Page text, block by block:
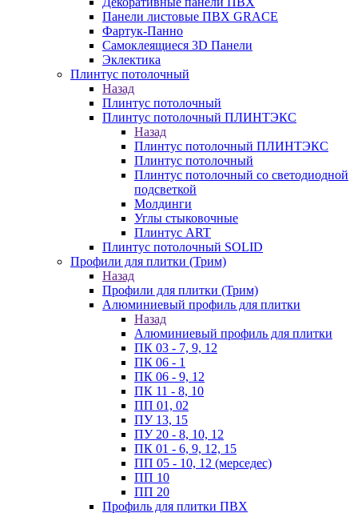
Панели листовые ПВХ GRACE
Фартук-Панно
Самоклеящиеся 3D Панели
Эклектика
Плинтус потолочный
Назад
Плинтус потолочный
Плинтус потолочный ПЛИНТЭКС
Назад
Плинтус потолочный ПЛИНТЭКС
Плинтус потолочный
Плинтус потолочный со светодиодной
подсветкой
Молдинги
Углы стыковочные
Плинтус ART
Плинтус потолочный SOLID
Профили для плитки (Трим)
Назад
Профили для плитки (Трим)
Алюминиевый профиль для плитки
Назад
Алюминиевый профиль для плитки
ПК 03 - 7, 9, 12
ПК 06 - 1
ПК 06 - 9, 12
ПК 11 - 8, 10
ПП 01, 02
ПУ 13, 15
ПУ 20 - 8, 10, 12
ПК 01 - 6, 9, 12, 15
ПП 05 - 10, 12 (мерседес)
ПП 10
ПП 20
Профиль для плитки ПВХ